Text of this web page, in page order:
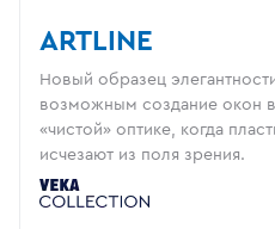
ARTLINE
Новый образец
возможным создание окон
«чистой» оптике, когда
исчезают из поля зрения.